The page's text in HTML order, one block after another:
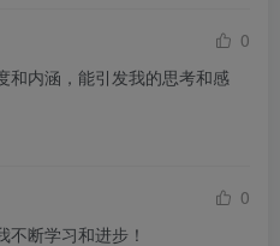
0
和内涵，能引发我的思考和感
0
不断学习和进步！